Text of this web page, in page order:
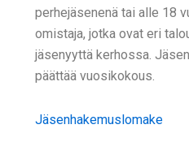
perhejäsenenä tai alle 18
omistaja, jotka ovat eri
jäsenyyttä kerhossa.
päättää vuosikokous.
Jäsenhakemuslomake